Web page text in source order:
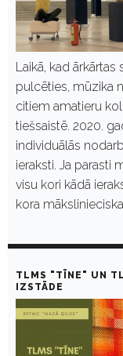
Laikā, kad
pulcēties, mūzika
citiem amatieru
tiešsaistē. 2020.
individuālās
ieraksti. Ja parasti
visu kori kādā
kora
TLMS "TĪNE" UN
IZSTĀDE